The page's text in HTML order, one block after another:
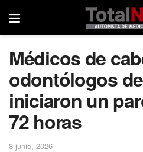
Médicos de
odontólogos
iniciaron un
72 horas
8 junio, 2026